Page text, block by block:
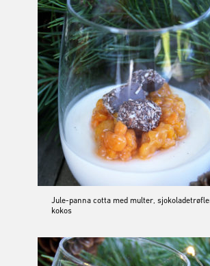
Jule-panna cotta med multer,
kokos